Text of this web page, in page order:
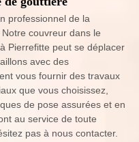
professionnel de la
couvreur dans le
Pierrefitte peut se déplacer
avec des
vous fournir des travaux
que vous choisissez,
de pose assurées et en
au service de toute
pas à nous contacter.